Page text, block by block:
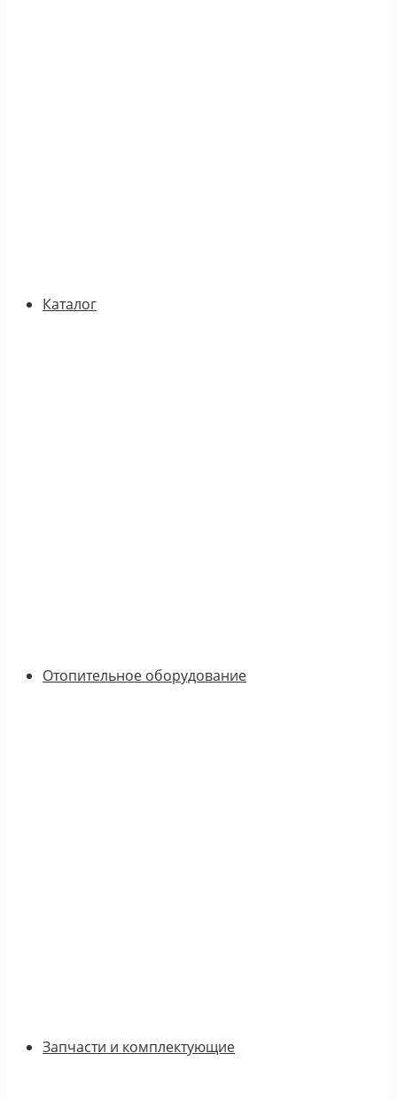
Каталог
Отопительное оборудование
Запчасти и комплектующие